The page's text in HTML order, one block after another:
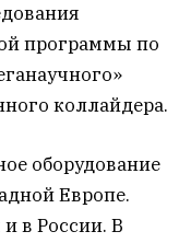
программы по
коллайдера.
оборудование
Европе.
в России. В